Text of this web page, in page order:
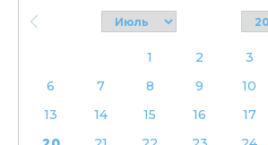
1 2 3
6
7 8 9 10
13
14 15 16 17